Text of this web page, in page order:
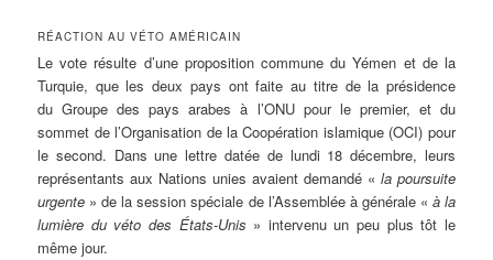
RÉACTION AU VÉTO AMÉRICAIN
Le vote résulte d’une proposition commune du Yémen et de la
Turquie, que les deux pays ont faite au titre de la présidence
du Groupe des pays arabes à l’ONU pour le premier, et du
sommet de l’Organisation de la Coopération islamique (OCI) pour
le second. Dans une lettre datée de lundi 18 décembre, leurs
représentants aux Nations unies avaient demandé « la poursuite
urgente » de la session spéciale de l’Assemblée à générale « à la
lumière du véto des États-Unis » intervenu un peu plus tôt le
même jour.